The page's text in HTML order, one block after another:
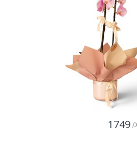
1749